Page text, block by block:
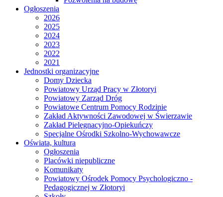
Ogłoszenia
2026
2025
2024
2023
2022
2021
Jednostki organizacyjne
Domy Dziecka
Powiatowy Urząd Pracy w Złotoryi
Powiatowy Zarząd Dróg
Powiatowe Centrum Pomocy Rodzinie
Zakład Aktywności Zawodowej w Świerzawie
Zakład Pielęgnacyjno-Opiekuńczy
Specjalne Ośrodki Szkolno-Wychowawcze
Oświata, kultura
Ogłoszenia
Placówki niepubliczne
Komunikaty
Powiatowy Ośrodek Pomocy Psychologiczno -
Pedagogicznej w Złotoryi